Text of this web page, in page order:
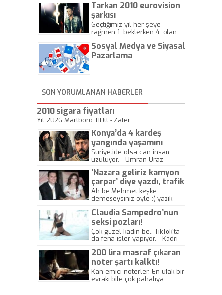
Tarkan 2010 eurovision
şarkısı
Geçtiğimiz yıl her şeye
rağmen 1. beklerken 4. olan
gösterisinin bu yarışmada
önemli olmadığını anlamıştır.
Sosyal Medya ve Siyasal
Pazarlama
SON YORUMLANAN HABERLER
2010 sigara fiyatları
Yıl 2026 Marlboro 110tl - Zafer
Konya’da 4 kardeş
yangında yaşamını
yitirdi
Suriyelide olsa can insan
üzülüyor. - Umran Uraz
’Nazara geliriz kamyon
çarpar’ diye yazdı, trafik
kazasında öldü!
Ah be Mehmet keşke
demeseysiniz öyle :( yazık
Claudia Sampedro’nun
seksi pozları!
Çok güzel kadın be.. TikTok'ta
da fena işler yapıyor. - Kadri
200 lira masraf çıkaran
noter şartı kalktı!
Kan emici noterler. En ufak bir
evrakı bile çok pahalıya